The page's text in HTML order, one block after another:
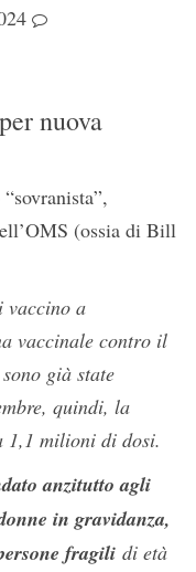
nuova
(ossia di Bill
vaccino a
vaccinale contro il
già state
quindi, la
1,1 milioni di dosi.
anzitutto agli
in gravidanza,
fragili di età